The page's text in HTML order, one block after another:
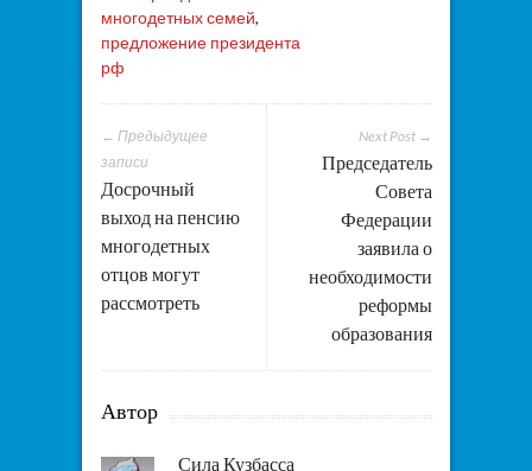
многодетных семей,
предложение президента
рф
Next Post →
Председатель
Совета
Федерации
заявила о
необходимости
реформы
образования
← Предыдущее
записи
Досрочный
выход на пенсию
многодетных
отцов могут
рассмотреть
Автор
Сила Кузбасса